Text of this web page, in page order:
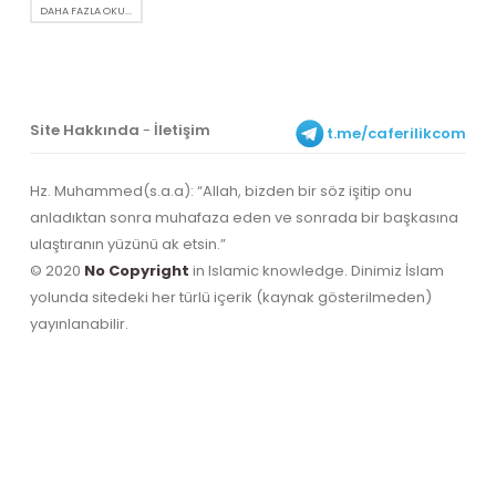
DAHA FAZLA OKU...
Site Hakkında - İletişim t.me/caferilikcom
Hz. Muhammed(s.a.a): “Allah, bizden bir söz işitip onu
anladıktan sonra muhafaza eden ve sonrada bir başkasına
ulaştıranın yüzünü ak etsin.”
© 2020 No Copyright in Islamic knowledge. Dinimiz İslam
yolunda sitedeki her türlü içerik (kaynak gösterilmeden)
yayınlanabilir.